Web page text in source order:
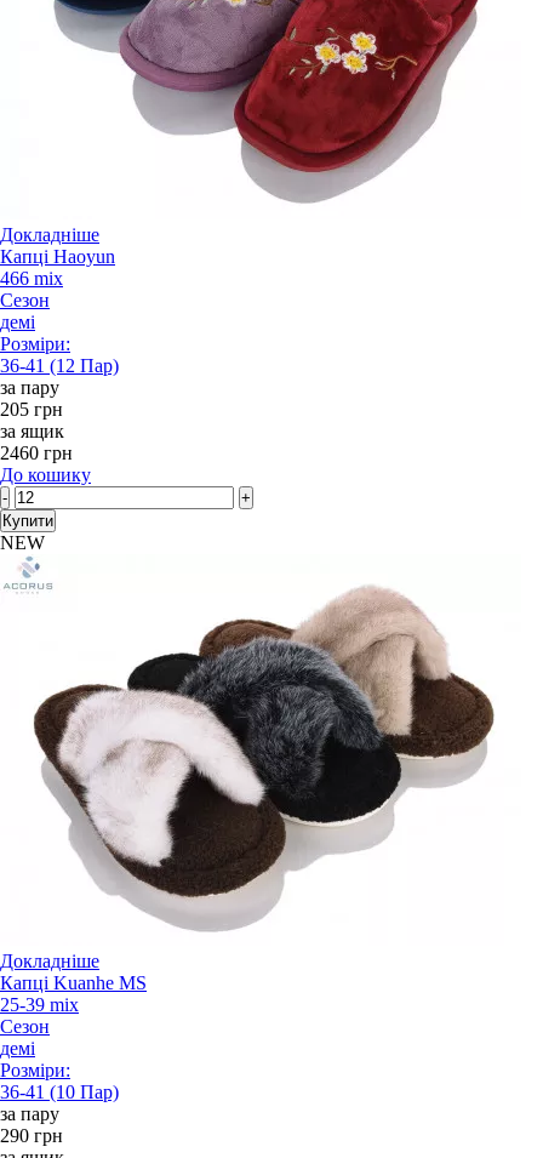
Докладніше
Капці Haoyun
466 mix
Сезон
демі
Розміри:
36-41 (12 Пар)
за пару
205 грн
за ящик
2460 грн
До кошику
-
+
Купити
NEW
Докладніше
Капці Kuanhe MS
25-39 mix
Сезон
демі
Розміри:
36-41 (10 Пар)
за пару
290 грн